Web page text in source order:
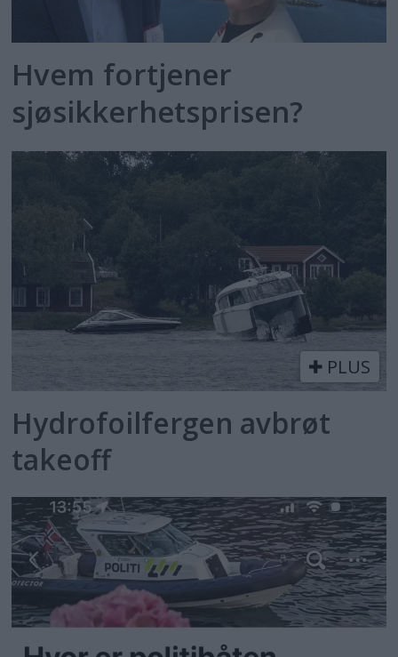
Hvem fortjener
sjøsikkerhetsprisen?
PLUS
Hydrofoilfergen avbrøt
takeoff